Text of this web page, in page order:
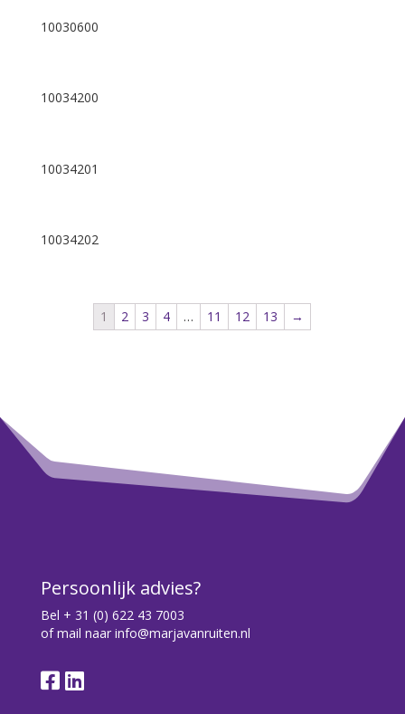
10030600
10034200
10034201
10034202
1 2 3 4 … 11 12 13 →
Persoonlijk advies?
Bel + 31 (0) 622 43 7003
of mail naar info@marjavanruiten.nl